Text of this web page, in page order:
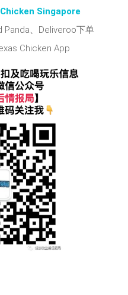
Singapore
Panda、Deliveroo下单
Chicken App